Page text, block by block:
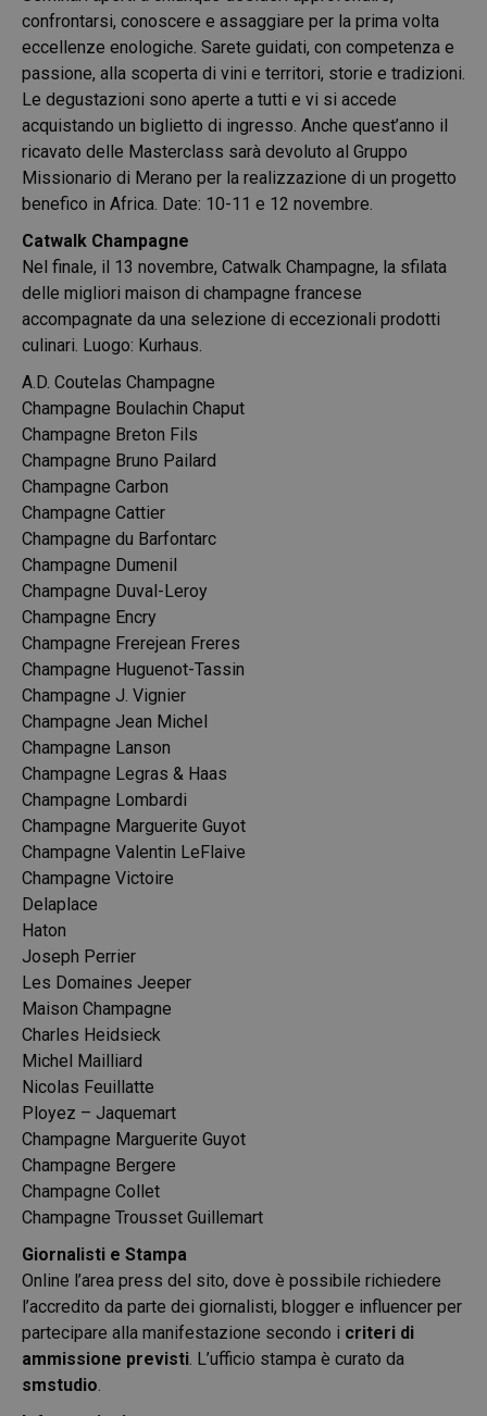
confrontarsi, conoscere e assaggiare per la prima volta
eccellenze enologiche. Sarete guidati, con competenza e
passione, alla scoperta di vini e territori, storie e tradizioni.
Le degustazioni sono aperte a tutti e vi si accede
acquistando un biglietto di ingresso. Anche quest’anno il
ricavato delle Masterclass sarà devoluto al Gruppo
Missionario di Merano per la realizzazione di un progetto
benefico in Africa. Date: 10-11 e 12 novembre.
Catwalk Champagne
Nel finale, il 13 novembre, Catwalk Champagne, la sfilata
delle migliori maison di champagne francese
accompagnate da una selezione di eccezionali prodotti
culinari. Luogo: Kurhaus.
A.D. Coutelas Champagne
Champagne Boulachin Chaput
Champagne Breton Fils
Champagne Bruno Pailard
Champagne Carbon
Champagne Cattier
Champagne du Barfontarc
Champagne Dumenil
Champagne Duval-Leroy
Champagne Encry
Champagne Frerejean Freres
Champagne Huguenot-Tassin
Champagne J. Vignier
Champagne Jean Michel
Champagne Lanson
Champagne Legras & Haas
Champagne Lombardi
Champagne Marguerite Guyot
Champagne Valentin LeFlaive
Champagne Victoire
Delaplace
Haton
Joseph Perrier
Les Domaines Jeeper
Maison Champagne
Charles Heidsieck
Michel Mailliard
Nicolas Feuillatte
Ployez – Jaquemart
Champagne Marguerite Guyot
Champagne Bergere
Champagne Collet
Champagne Trousset Guillemart
Giornalisti e Stampa
Online l’area press del sito, dove è possibile richiedere
l’accredito da parte dei giornalisti, blogger e influencer per
partecipare alla manifestazione secondo i criteri di
ammissione previsti. L’ufficio stampa è curato da
smstudio.